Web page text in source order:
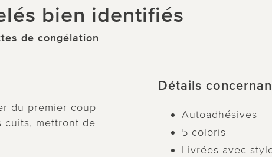
bien identifiés
de congélation
du premier coup
cuits, mettront de
Détails
Autoadhésives
5 coloris
Livrées avec